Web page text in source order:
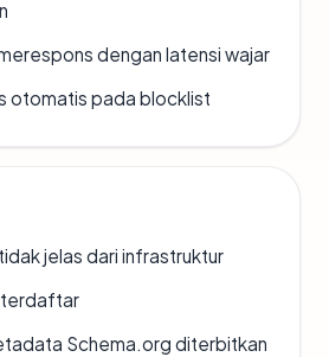
dengan latensi wajar
otomatis pada blocklist
jelas dari infrastruktur
terdaftar
Schema.org diterbitkan